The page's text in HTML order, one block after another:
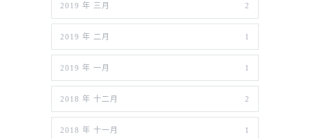
2019 年 三月 2
2019 年 二月 1
2019 年 一月 1
2018 年 十二月 2
2018 年 十一月 1